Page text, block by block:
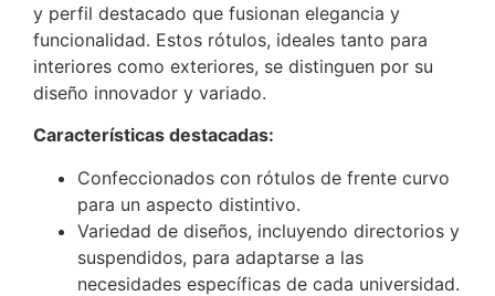
y perfil destacado que fusionan elegancia y
funcionalidad. Estos rótulos, ideales tanto para
interiores como exteriores, se distinguen por su
diseño innovador y variado.
Características destacadas:
Confeccionados con rótulos de frente curvo
para un aspecto distintivo.
Variedad de diseños, incluyendo directorios y
suspendidos, para adaptarse a las
necesidades específicas de cada universidad.